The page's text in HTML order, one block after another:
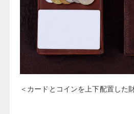
＜カードとコインを上下配置した